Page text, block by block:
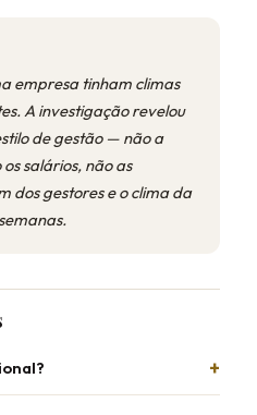
empresa tinham climas
A investigação revelou
de gestão — não a
salários, não as
dos gestores e o clima da